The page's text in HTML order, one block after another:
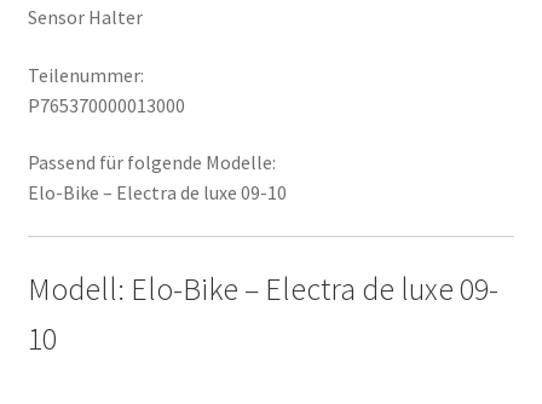
Sensor Halter
Teilenummer:
P765370000013000
Passend für folgende Modelle:
Elo-Bike – Electra de luxe 09-10
Modell: Elo-Bike – Electra de luxe 09-
10